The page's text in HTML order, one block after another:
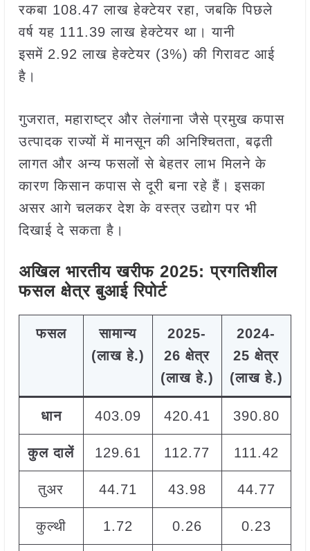
रकबा 108.47 लाख हेक्टेयर रहा, जबकि पिछले
वर्ष यह 111.39 लाख हेक्टेयर था। यानी
इसमें 2.92 लाख हेक्टेयर (3%) की गिरावट आई
है।
गुजरात, महाराष्ट्र और तेलंगाना जैसे प्रमुख कपास
उत्पादक राज्यों में मानसून की अनिश्चितता, बढ़ती
लागत और अन्य फसलों से बेहतर लाभ मिलने के
कारण किसान कपास से दूरी बना रहे हैं। इसका
असर आगे चलकर देश के वस्त्र उद्योग पर भी
दिखाई दे सकता है।
अखिल भारतीय खरीफ 2025: प्रगतिशील
फसल क्षेत्र बुआई रिपोर्ट
फसल
सामान्य
(लाख हे.)
2025-
26 क्षेत्र
(लाख हे.)
2024-
25 क्षेत्र
(लाख हे.)
धान 403.09 420.41 390.80
कुल दालें 129.61 112.77 111.42
तुअर 44.71 43.98 44.77
कुल्थी 1.72 0.26 0.23